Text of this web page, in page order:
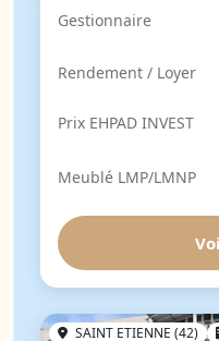
Gestionnaire
Rendement / Loyer
Prix EHPAD INVEST
Meublé LMP/LMNP
SAINT ETIENNE (42)